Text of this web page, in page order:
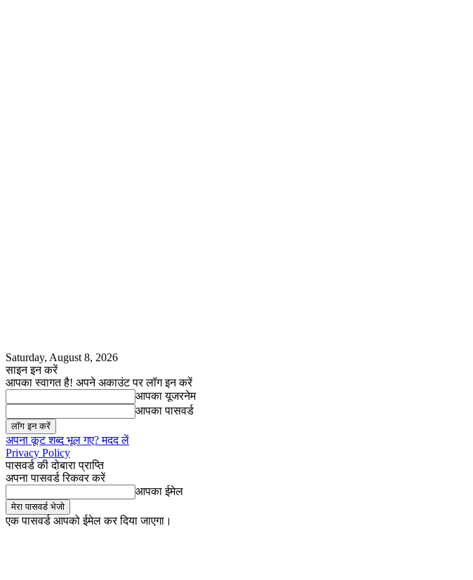
Saturday, August 8, 2026
साइन इन करें
आपका स्वागत है! अपने अकाउंट पर लॉग इन करें
आपका यूजरनेम
आपका पासवर्ड
अपना कूट शब्द भूल गए? मदद लें
Privacy Policy
पासवर्ड की दोबारा प्राप्ति
अपना पासवर्ड रिकवर करें
आपका ईमेल
एक पासवर्ड आपको ईमेल कर दिया जाएगा।